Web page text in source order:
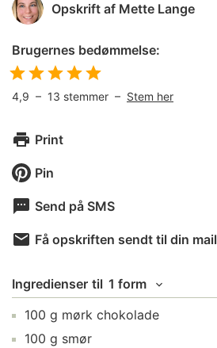
Opskrift af Mette Lange
Brugernes bedømmelse:
4,9 – 13 stemmer – Stem her
Print
Pin
Send på SMS
Få opskriften sendt til din mail
Ingredienser til 1 form
100 g mørk chokolade
100 g smør